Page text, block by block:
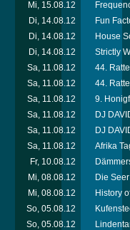
Mi, 15.08.12
Di, 14.08.12
Fun
Di, 14.08.12
House
Di, 14.08.12
Strictly
Sa, 11.08.12
44.
Sa, 11.08.12
44.
Sa, 11.08.12
9.
Sa, 11.08.12
DJ
Sa, 11.08.12
DJ
Sa, 11.08.12
Afrika
Fr, 10.08.12
Mi, 08.08.12
Die
Mi, 08.08.12
History
So, 05.08.12
So, 05.08.12